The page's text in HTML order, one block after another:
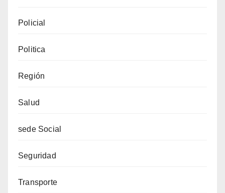
Policial
Politica
Región
Salud
sede Social
Seguridad
Transporte